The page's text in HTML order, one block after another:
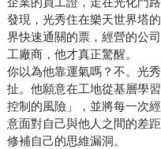
發現，光秀住在樂天世界塔
界快速通關的票，經營的公
工廠商，他才真正驚醒。
你以為他靠運氣嗎？不。光
扯。他願意在工地從基層學
控制的風險」，並將每一次
意面對自己與他人之間的差
修補自己的思維漏洞。